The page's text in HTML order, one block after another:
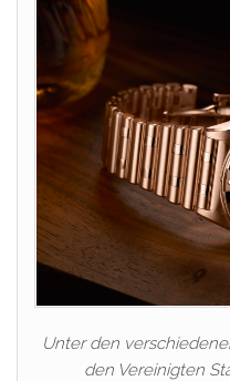
Unter den
den Vereinigten